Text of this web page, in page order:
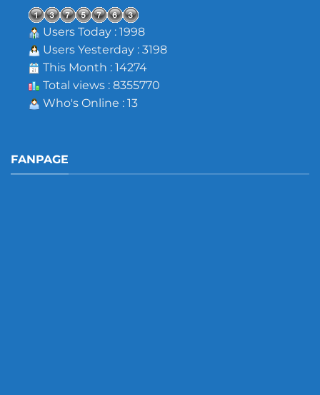
Users Today : 1998
Users Yesterday : 3198
This Month : 14274
Total views : 8355770
Who's Online : 13
FANPAGE